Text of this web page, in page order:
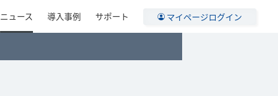
ニュース 導入事例 サポート マイページログイン